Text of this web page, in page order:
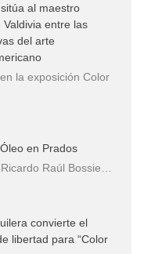
al maestro
entre las
del arte
la exposición Color
en Prados
Raúl Bossie…
convierte el
libertad para “Color